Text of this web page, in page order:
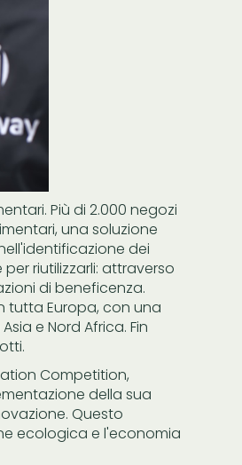
Più di 2.000 negozi
una soluzione
dei
riutilizzarli: attraverso
di beneficenza.
tutta Europa, con una
e Nord Africa. Fin
Competition,
della sua
Questo
ecologica e l'economia